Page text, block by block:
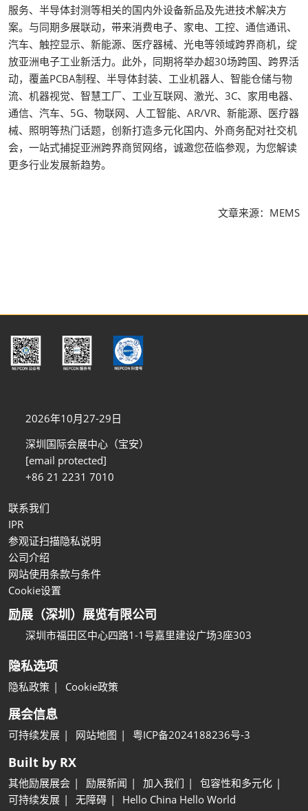
服务、半导体封测等相关的国内外设备新品及先进技术解决方
案。与同期多展联动，带来消费电子、家电、工控、通信通讯、
汽车、触控显示、新能源、医疗器械、光电等领域跨界商机，绽
放亚洲电子工业新活力。此外，同期将举办超30场跨国、跨界活
动，覆盖PCBA制程、半导体封装、工业机器人、智能仓储与物
流、机器视觉、智慧工厂、工业互联网、激光、3C、家用电器、
通信、汽车、5G、物联网、人工智能、AR/VR、新能源、医疗器
械、照明等热门话题，创新打造多元化国内、外商务配对社交机
会，一站式捕捉亚洲跨界商贸网络，诚邀您莅临参观，为您解读
更多行业发展新趋势。
文章来源：MEMS
2026年10月27-29日
深圳国际会展中心（宝安）
[email protected]
+86 21 2231 7010
联系我们
IPR
参观证扫描隐私说明
公司介绍
网站使用条款与条件
Cookie设置
励展（深圳）展览有限公司
深圳市福田区中心四路1-1号嘉里建设广场3座303
隐私选项
隐私政策 Cookie政策
展会信息
可持续发展 网站地图 粤ICP备2024188236号-3
Built by RX
其他励展展会 励展新闻 加入我们
包容性和多元化
可持续发展
无障碍 Hello China Hello World